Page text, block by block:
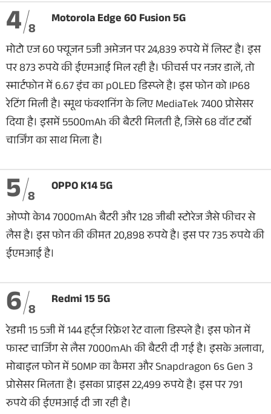
4 8
Motorola Edge 60 Fusion 5G
मोटो एज 60 फ्यूजन 5जी अमेजन पर 24,839 रुपये में लिस्ट है। इस
पर 873 रुपये की ईएमआई मिल रही है। फीचर्स पर नजर डालें, तो
स्मार्टफोन में 6.67 इंच का pOLED डिस्प्ले है। इस फोन को IP68
रेटिंग मिली है। स्मूथ फंक्शनिंग के लिए MediaTek 7400 प्रोसेसर
दिया है। इसमें 5500mAh की बैटरी मिलती है, जिसे 68 वॉट टर्बो
चार्जिंग का साथ मिला है।
5 8
OPPO K14 5G
ओप्पो के14 7000mAh बैटरी और 128 जीबी स्टोरेज जैसे फीचर से
लैस है। इस फोन की कीमत 20,898 रुपये है। इस पर 735 रुपये की
ईएमआई है।
6 8
Redmi 15 5G
रेडमी 15 5जी में 144 हर्ट्ज रिफ्रेश रेट वाला डिस्प्ले है। इस फोन में
फास्ट चार्जिंग से लैस 7000mAh की बैटरी दी गई है। इसके अलावा,
मोबाइल फोन में 50MP का कैमरा और Snapdragon 6s Gen 3
प्रोसेसर मिलता है। इसका प्राइस 22,499 रुपये है। इस पर 791
रुपये की ईएमआई दी जा रही है।